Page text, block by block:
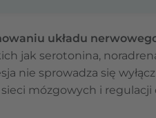
układu
jak serotonina,
nie sprowadza się
mózgowych i regulacji